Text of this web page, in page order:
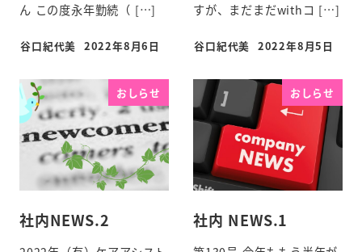
ん この度永年勤続（ […]
谷口紀代美 2022年8月6日
すが、まだまだwithコ […]
谷口紀代美 2022年8月5日
おしらせ
社内NEWS.2
おしらせ
社内 NEWS.1